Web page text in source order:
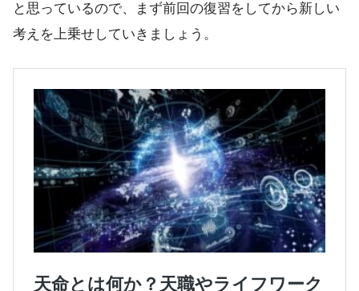
と思っているので、まず前回の復習をしてから新しい
考えを上乗せしていきましょう。